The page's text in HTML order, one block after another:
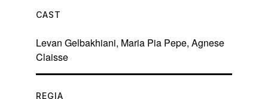
CAST
Levan Gelbakhiani, Maria Pia Pepe, Agnese
Claisse
REGIA